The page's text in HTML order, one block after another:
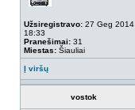
Užsiregistravo: 27 Geg 2014
18:33
Pranešimai: 31
Miestas: Šiauliai
Į viršų
vostok